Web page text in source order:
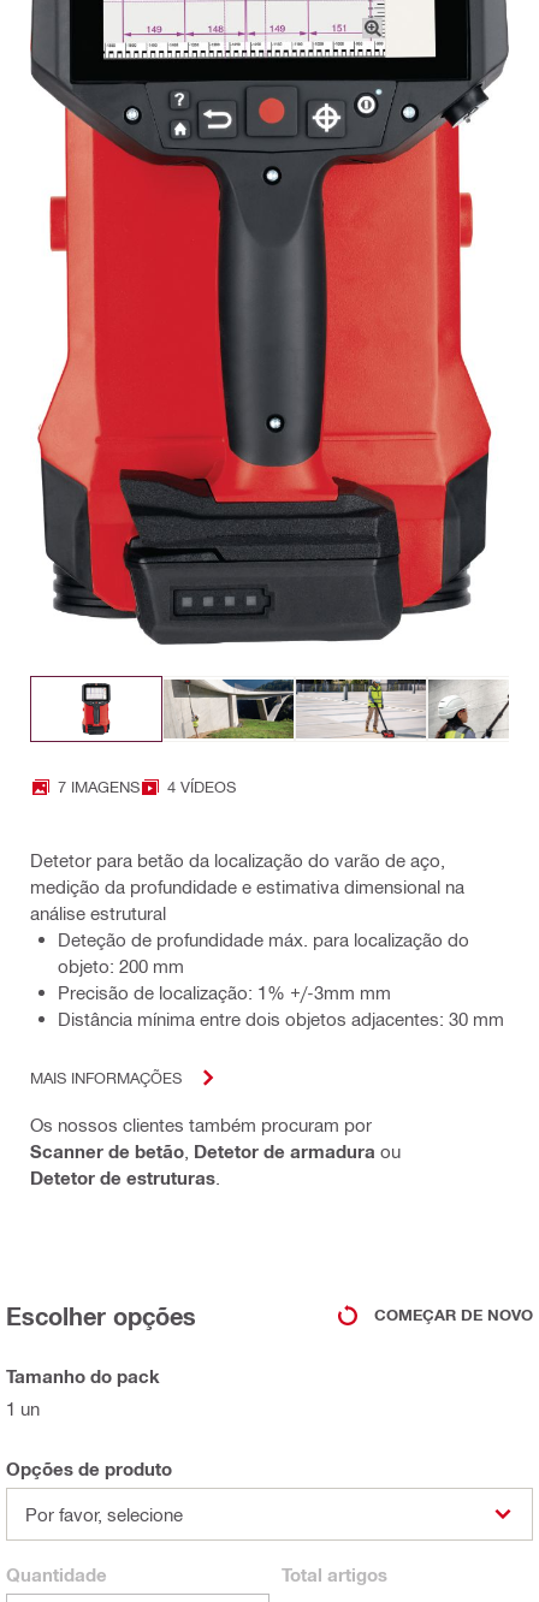
7 IMAGENS 4 VÍDEOS
Detetor para betão da localização do varão de aço,
medição da profundidade e estimativa dimensional na
análise estrutural
Deteção de profundidade máx. para localização do
objeto: 200 mm
Precisão de localização: 1% +/-3mm mm
Distância mínima entre dois objetos adjacentes: 30 mm
MAIS INFORMAÇÕES
Os nossos clientes também procuram por
Scanner de betão Detetor de armadura ou
Detetor de estruturas
Escolher opções COMEÇAR DE NOVO
Tamanho do pack
1 un
Opções de produto
Por favor, selecione
Quantidade Total artigos